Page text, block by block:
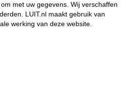
met uw gegevens. Wij verschaffen
LUIT.nl maakt gebruik van
werking van deze website.